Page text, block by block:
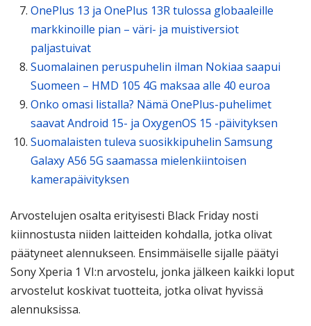
OnePlus 13 ja OnePlus 13R tulossa globaaleille
markkinoille pian – väri- ja muistiversiot
paljastuivat
Suomalainen peruspuhelin ilman Nokiaa saapui
Suomeen – HMD 105 4G maksaa alle 40 euroa
Onko omasi listalla? Nämä OnePlus-puhelimet
saavat Android 15- ja OxygenOS 15 -päivityksen
Suomalaisten tuleva suosikkipuhelin Samsung
Galaxy A56 5G saamassa mielenkiintoisen
kamerapäivityksen
Arvostelujen osalta erityisesti Black Friday nosti
kiinnostusta niiden laitteiden kohdalla, jotka olivat
päätyneet alennukseen. Ensimmäiselle sijalle päätyi
Sony Xperia 1 VI:n arvostelu, jonka jälkeen kaikki loput
arvostelut koskivat tuotteita, jotka olivat hyvissä
alennuksissa.